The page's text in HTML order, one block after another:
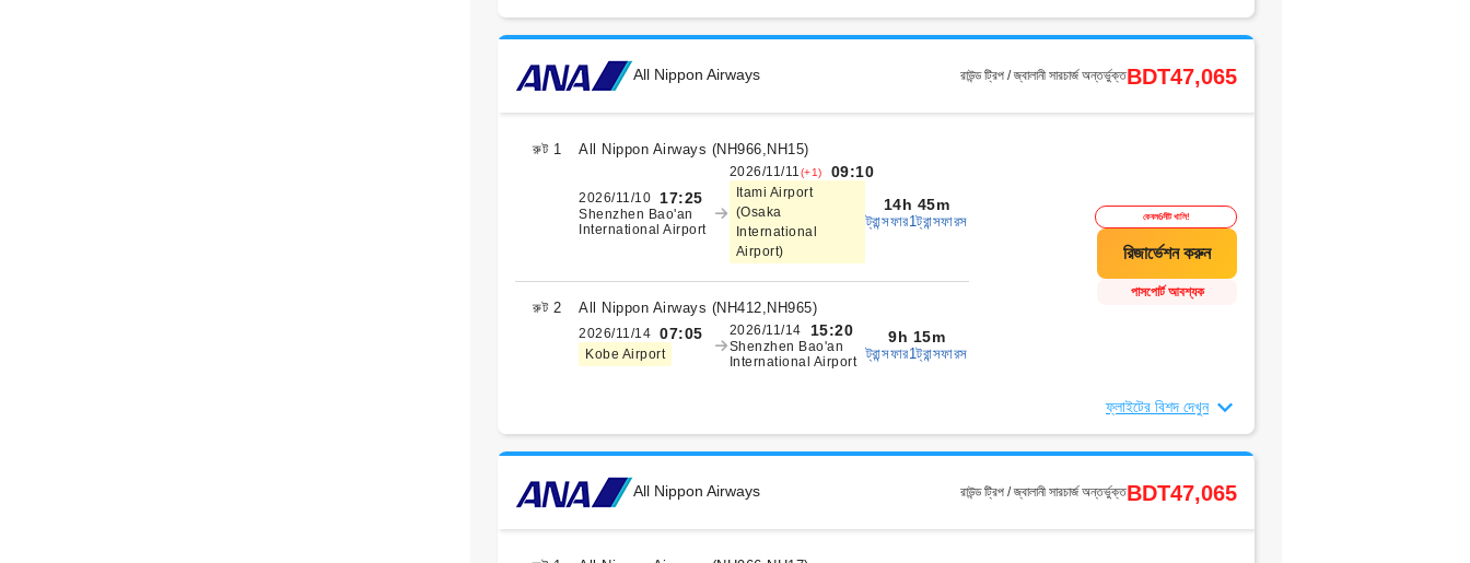
All Nippon Airways রাউন্ড ট্রিপ / জ্বালানী সারচার্জ অন্তর্ভুক্তBDT47,065
রুট 1 All Nippon Airways (NH966,NH15)
2026/11/10 17:25
Shenzhen Bao'an
International Airport
2026/11/11(+1) 09:10
Itami Airport
(Osaka
International
Airport)
14h 45m
ট্রান্সফার1ট্রান্সফারস
রুট 2 All Nippon Airways (NH412,NH965)
2026/11/14 07:05
Kobe Airport
2026/11/14 15:20
Shenzhen Bao'an
International Airport
9h 15m
ট্রান্সফার1ট্রান্সফারস
কেবল6সীট খালি!
পাসপোর্ট আবশ্যক
ফ্লাইটের বিশদ দেখুন
All Nippon Airways রাউন্ড ট্রিপ / জ্বালানী সারচার্জ অন্তর্ভুক্তBDT47,065